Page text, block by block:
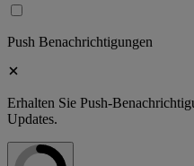
Push Benachrichtigungen
Erhalten Sie Push-
Updates.